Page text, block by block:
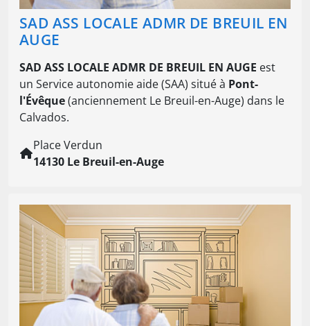
SAD ASS LOCALE ADMR DE BREUIL EN
AUGE
SAD ASS LOCALE ADMR DE BREUIL EN AUGE est
un Service autonomie aide (SAA) situé à Pont-
l'Évêque(anciennement Le Breuil-en-Auge) dans le
Calvados.
Place Verdun
14130 Le Breuil-en-Auge